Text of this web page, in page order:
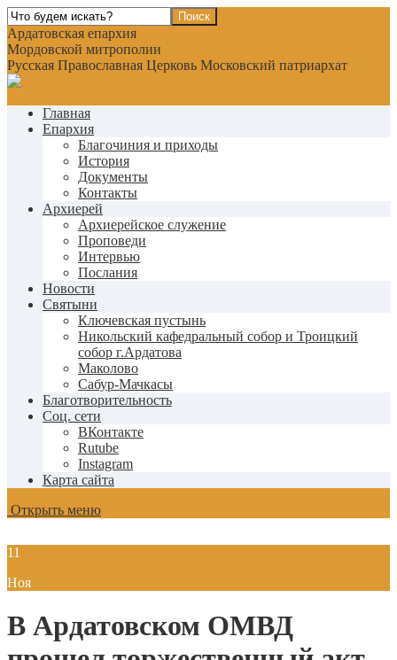
Ардатовская епархия
Мордовской митрополии
Русская Православная Церковь Московский патриархат
Главная
Епархия
Благочиния и приходы
История
Документы
Контакты
Архиерей
Архиерейское служение
Проповеди
Интервью
Послания
Новости
Святыни
Ключевская пустынь
Никольский кафедральный собор и Троицкий
собор г.Ардатова
Маколово
Сабур-Мачкасы
Благотворительность
Соц. сети
ВКонтакте
Rutube
Instagram
Карта сайта
Открыть меню
11
Ноя
В Ардатовском ОМВД